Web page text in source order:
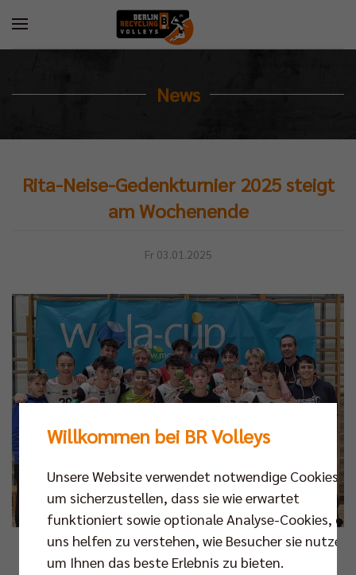
News
Rita-Neise-Gedenkturnier 2025 steigt
am Wochenende
Fr 03.01.2025
Foto: SCC JUNIORS
Willkommen bei BR Volleys
Unsere Website verwendet notwendige Cookies,
um sicherzustellen, dass sie wie erwartet
funktioniert sowie optionale Analyse-Cookies, die
uns helfen zu verstehen, wie Besucher sie nutzen,
um Ihnen das beste Erlebnis zu bieten.